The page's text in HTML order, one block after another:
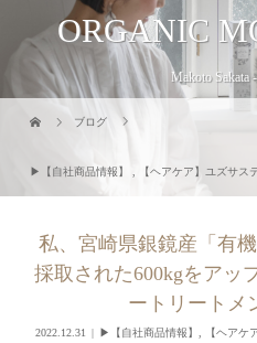
ORGANIC
Makoto Sakata
ブログ
▶︎【自社商品情報】 【ヘアケア】ユズサス
私、宮崎県銀鏡産「有
採取された600kgをアッ
ートリートメ
2022.12.31 ▶︎【自社商品情報】 , 【ヘアケ